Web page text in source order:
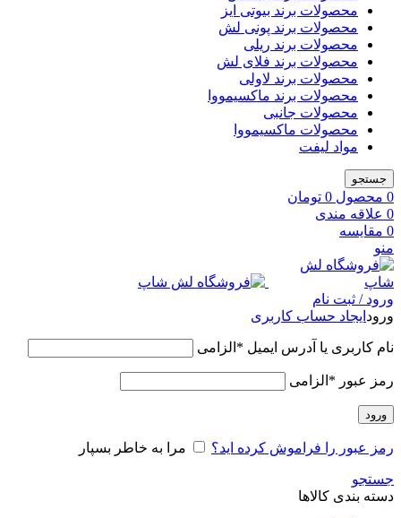
محصولات برند بیوتی ایز
محصولات برند پونی لش
محصولات برند ریلی
محصولات برند فلای لش
محصولات برند لاولی
محصولات برند ماکسیمووا
محصولات جانبی
محصولات ماکسیمووا
مواد لیفت
جستجو
0 محصول 0 تومان
0 علاقه مندی
0 مقایسه
منو
ورود / ثبت نام
ورود ایجاد حساب کاربری
نام کاربری یا آدرس ایمیل * الزامی
رمز عبور * الزامی
ورود
رمز عبور را فراموش کرده اید؟ مرا به خاطر بسپار
جستجو
دسته بندی کالاها